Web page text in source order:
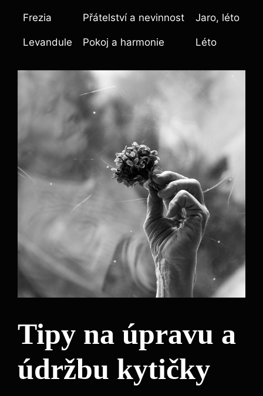
Frezia Přátelství a nevinnost Jaro, léto
Levandule Pokoj a harmonie Léto
Tipy na úpravu a
údržbu kytičky